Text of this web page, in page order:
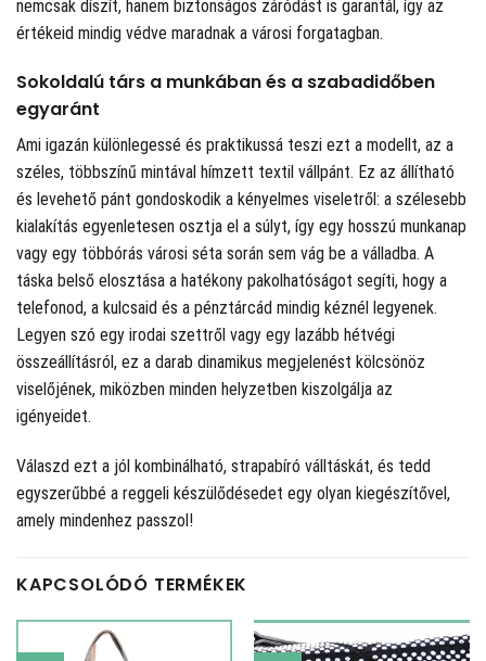
nemcsak díszít, hanem biztonságos záródást is garantál, így az
értékeid mindig védve maradnak a városi forgatagban.
Sokoldalú társ a munkában és a szabadidőben
egyaránt
Ami igazán különlegessé és praktikussá teszi ezt a modellt, az a
széles, többszínű mintával hímzett textil vállpánt. Ez az állítható
és levehető pánt gondoskodik a kényelmes viseletről: a szélesebb
kialakítás egyenletesen osztja el a súlyt, így egy hosszú munkanap
vagy egy többórás városi séta során sem vág be a válladba. A
táska belső elosztása a hatékony pakolhatóságot segíti, hogy a
telefonod, a kulcsaid és a pénztárcád mindig kéznél legyenek.
Legyen szó egy irodai szettről vagy egy lazább hétvégi
összeállításról, ez a darab dinamikus megjelenést kölcsönöz
viselőjének, miközben minden helyzetben kiszolgálja az
igényeidet.
Válaszd ezt a jól kombinálható, strapabíró válltáskát, és tedd
egyszerűbbé a reggeli készülődésedet egy olyan kiegészítővel,
amely mindenhez passzol!
KAPCSOLÓDÓ TERMÉKEK